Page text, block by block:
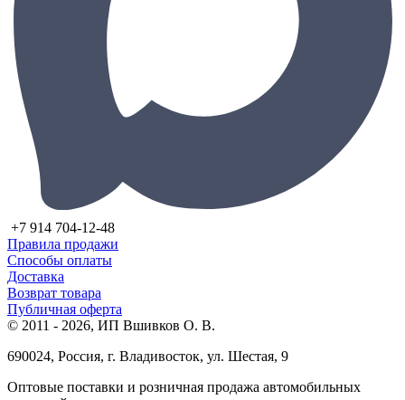
+7 914 704-12-48
Правила продажи
Способы оплаты
Доставка
Возврат товара
Публичная оферта
© 2011 - 2026, ИП Вшивков О. В.
690024, Россия, г. Владивосток, ул. Шестая, 9
Оптовые поставки и розничная продажа автомобильных